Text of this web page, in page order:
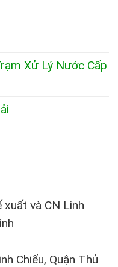
Xử Lý Nước Cấp
và CN Linh
Chiểu, Quận Thủ